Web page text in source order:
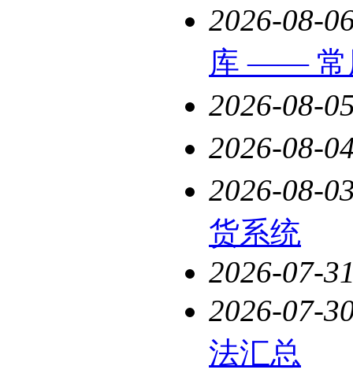
2026-08-
库 —— 常
2026-08-
2026-08-
2026-08-
货系统
2026-07-
2026-07-
法汇总